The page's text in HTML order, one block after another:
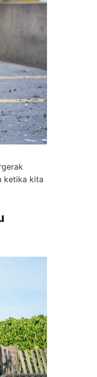
ketika kita